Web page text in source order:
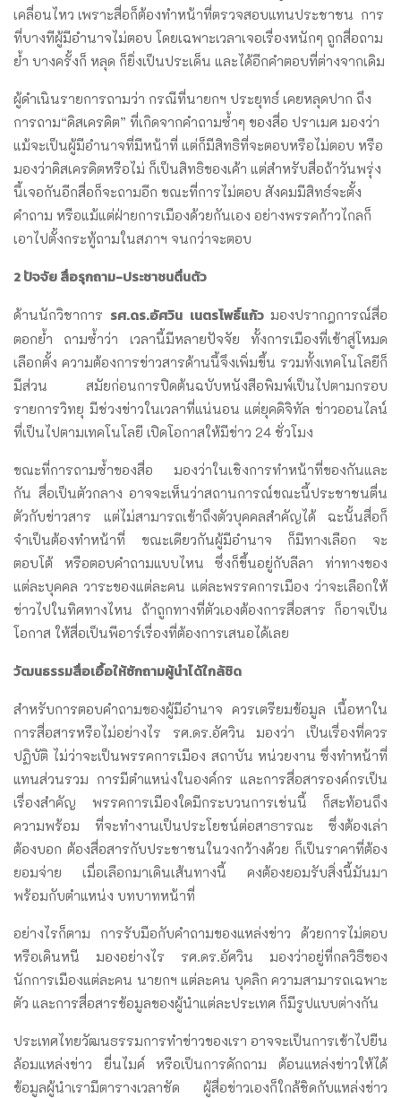
เคลื่อนไหว เพราะสื่อก็ต้องทำหน้าที่ตรวจสอบแทนประชาชน การ
ที่บางทีผู้มีอำนาจไม่ตอบ โดยเฉพาะเวลาเจอเรื่องหนักๆ ถูกสื่อถาม
ย้ำ บางครั้งก็ หลุด ก็ยิ่งเป็นประเด็น และได้อีกคำตอบที่ต่างจากเดิม
ผู้ดำเนินรายการถามว่า กรณีที่นายกฯ ประยุทธ์ เคยหลุดปาก ถึง
การถาม“ดิสเครดิต” ที่เกิดจากคำถามซ้ำๆ ของสื่อ ปราเมศ มองว่า
แม้จะเป็นผู้มีอำนาจที่มีหน้าที่ แต่ก็มีสิทธิที่จะตอบหรือไม่ตอบ หรือ
มองว่าดิสเครดิตหรือไม่ ก็เป็นสิทธิของเค้า แต่สำหรับสื่อถ้าวันพรุ่ง
นี้เจอกันอีกสื่อก็จะถามอีก ขณะที่การไม่ตอบ สังคมมีสิทธ์จะตั้ง
คำถาม หรือแม้แต่ฝ่ายการเมืองด้วยกันเอง อย่างพรรคก้าวไกลก็
เอาไปตั้งกระทู้ถามในสภาฯ จนกว่าจะตอบ
2 ปัจจัย สื่อรุกถาม-ประชาชนตื่นตัว
ด้านนักวิชาการ รศ.ดร.อัศวิน เนตรโพธิ์แก้วมองปรากฎการณ์สื่อ
ตอกย้ำ ถามซ้ำว่า เวลานี้มีหลายปัจจัย ทั้งการเมืองที่เข้าสู่โหมด
เลือกตั้ง ความต้องการข่าวสารด้านนี้จึงเพิ่มขึ้น รวมทั้งเทคโนโลยีก็
มีส่วน สมัยก่อนการปิดต้นฉบับหนังสือพิมพ์เป็นไปตามกรอบ
รายการวิทยุ มีช่วงข่าวในเวลาที่แน่นอน แต่ยุคดิจิทัล ข่าวออนไลน์
ที่เป็นไปตามเทคโนโลยี เปิดโอกาสให้มีข่าว 24 ชั่วโมง
ขณะที่การถามซ้ำของสื่อ มองว่าในเชิงการทำหน้าที่ของกันและ
กัน สื่อเป็นตัวกลาง อาจจะเห็นว่าสถานการณ์ขณะนี้ประชาชนตื่น
ตัวกับข่าวสาร แต่ไม่สามารถเข้าถึงตัวบุคคลสำคัญได้ ฉะนั้นสื่อก็
จำเป็นต้องทำหน้าที่ ขณะเดียวกันผู้มีอำนาจ ก็มีทางเลือก จะ
ตอบโต้ หรือตอบคำถามแบบไหน ซึ่งก็ขึ้นอยู่กับลีลา ท่าทางของ
แต่ละบุคคล วาระของแต่ละคน แต่ละพรรคการเมือง ว่าจะเลือกให้
ข่าวไปในทิศทางไหน ถ้าถูกทางที่ตัวเองต้องการสื่อสาร ก็อาจเป็น
โอกาส ให้สื่อเป็นพีอาร์เรื่องที่ต้องการเสนอได้เลย
วัฒนธรรมสื่อเอื้อให้ซักถามผู้นำได้ใกล้ชิด
สำหรับการตอบคำถามของผู้มีอำนาจ ควรเตรียมข้อมูล เนื้อหาใน
การสื่อสารหรือไม่อย่างไร รศ.ดร.อัศวิน มองว่า เป็นเรื่องที่ควร
ปฏิบัติ ไม่ว่าจะเป็นพรรคการเมือง สถาบัน หน่วยงาน ซึ่งทำหน้าที่
แทนส่วนรวม การมีตำแหน่งในองค์กร และการสื่อสารองค์กรเป็น
เรื่องสำคัญ พรรคการเมืองใดมีกระบวนการเช่นนี้ ก็สะท้อนถึง
ความพร้อม ที่จะทำงานเป็นประโยชน์ต่อสาธารณะ ซึ่งต้องเล่า
ต้องบอก ต้องสื่อสารกับประชาชนในวงกว้างด้วย ก็เป็นราคาที่ต้อง
ยอมจ่าย เมื่อเลือกมาเดินเส้นทางนี้ คงต้องยอมรับสิ่งนี้มันมา
พร้อมกับตำแหน่ง บทบาทหน้าที่
อย่างไรก็ตาม การรับมือกับคำถามของแหล่งข่าว ด้วยการไม่ตอบ
หรือเดินหนี มองอย่างไร รศ.ดร.อัศวิน มองว่าอยู่ที่กลวิธีของ
นักการเมืองแต่ละคน นายกฯ แต่ละคน บุคลิก ความสามารถเฉพาะ
ตัว และการสื่อสารข้อมูลของผู้นำแต่ละประเทศ ก็มีรูปแบบต่างกัน
ประเทศไทยวัฒนธรรมการทำข่าวของเรา อาจจะเป็นการเข้าไปยืน
ล้อมแหล่งข่าว ยื่นไมค์ หรือเป็นการดักถาม ต้อนแหล่งข่าวให้ได้
ข้อมูลผู้นำเรามีตารางเวลาชัด ผู้สื่อข่าวเองก็ใกล้ชิดกับแหล่งข่าว